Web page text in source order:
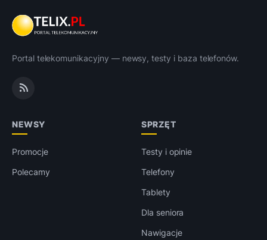
Portal telekomunikacyjny — newsy, testy i baza telefonów.
NEWSY
Promocje
Polecamy
SPRZĘT
Testy i opinie
Telefony
Tablety
Dla seniora
Nawigacje